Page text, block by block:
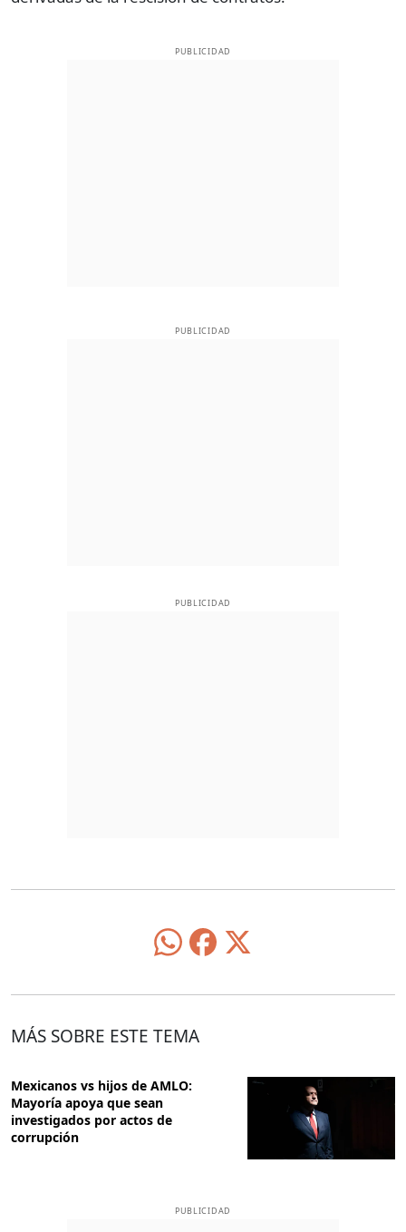
PUBLICIDAD
PUBLICIDAD
PUBLICIDAD
MÁS SOBRE ESTE TEMA
Mexicanos vs hijos de AMLO:
Mayoría apoya que sean
investigados por actos de
corrupción
PUBLICIDAD